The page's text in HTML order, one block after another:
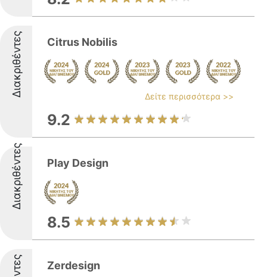
Διακριθέντες Citrus Nobilis
Δείτε περισσότερα >>
9.2
Διακριθέντες Play Design
8.5
Zerdesign